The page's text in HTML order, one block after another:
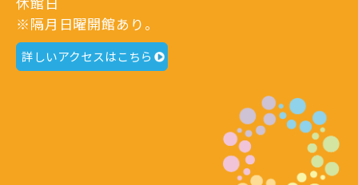
※隔月日曜開館あり。
詳しいアクセスはこちら